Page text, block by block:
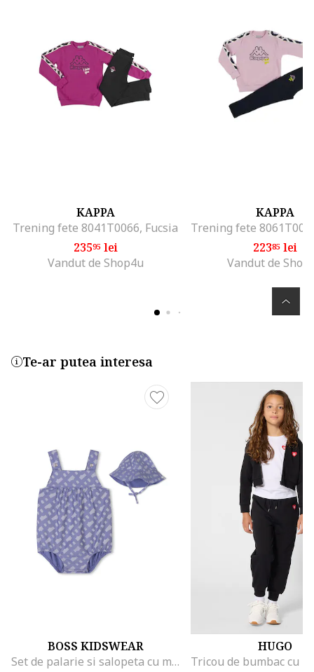
KAPPA
Trening fete 8041T0066, Fucsia
23595lei
Vandut de Shop4u
KAPPA
22385lei
Vandut de
Te-ar putea interesa
BOSS KIDSWEAR
Set de palarie si salopeta cu model, Albastru prafuit
HUGO